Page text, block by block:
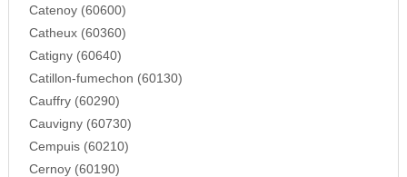
Catenoy (60600)
Catheux (60360)
Catigny (60640)
Catillon-fumechon (60130)
Cauffry (60290)
Cauvigny (60730)
Cempuis (60210)
Cernoy (60190)